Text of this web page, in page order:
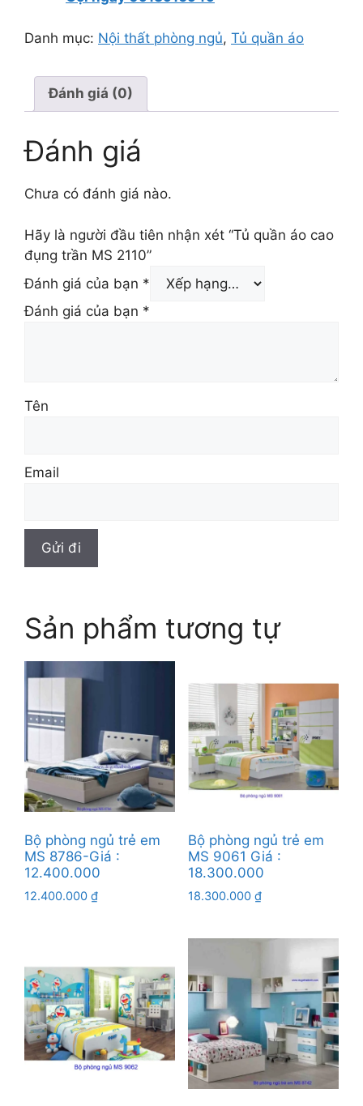
Danh mục: Nội thất phòng ngủ, Tủ quần áo
Đánh giá (0)
Đánh giá
Chưa có đánh giá nào.
Hãy là người đầu tiên nhận xét “Tủ quần áo cao
đụng trần MS 2110”
Đánh giá của bạn *
Đánh giá của bạn *
Tên
Email
Sản phẩm tương tự
Bộ phòng ngủ trẻ em
MS 8786-Giá :
12.400.000
12.400.000 ₫
Bộ phòng ngủ trẻ em
MS 9061 Giá :
18.300.000
18.300.000 ₫